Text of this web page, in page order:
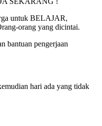
untuk BELAJAR,
orang yang dicintai.
bantuan pengerjaan
hari ada yang tidak